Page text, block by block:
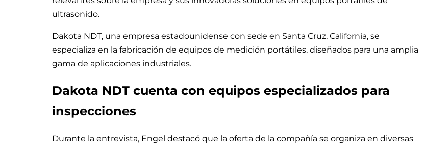
ultrasonido.
Dakota NDT, una empresa estadounidense con sede en Santa Cruz, California, se
especializa en la fabricación de equipos de medición portátiles, diseñados para una amplia
gama de aplicaciones industriales.
Dakota NDT cuenta con equipos especializados para
inspecciones
Durante la entrevista, Engel destacó que la oferta de la compañía se organiza en diversas